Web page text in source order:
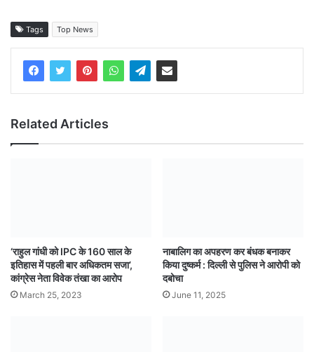
Tags Top News
Related Articles
‘राहुल गांधी को IPC के 160 साल के
इतिहास में पहली बार अधिकतम सजा’,
कांग्रेस नेता विवेक तंखा का आरोप
March 25, 2023
नाबालिग का अपहरण कर बंधक बनाकर
किया दुष्कर्म : दिल्ली से पुलिस ने आरोपी को
दबोचा
June 11, 2025